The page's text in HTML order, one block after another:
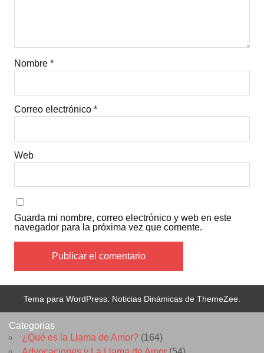
Nombre *
Correo electrónico *
Web
Guarda mi nombre, correo electrónico y web en este
navegador para la próxima vez que comente.
Tema para WordPress: Noticias Dinámicas de ThemeZee.
Categorias
¿Qué es la Llama de Amor? (164)